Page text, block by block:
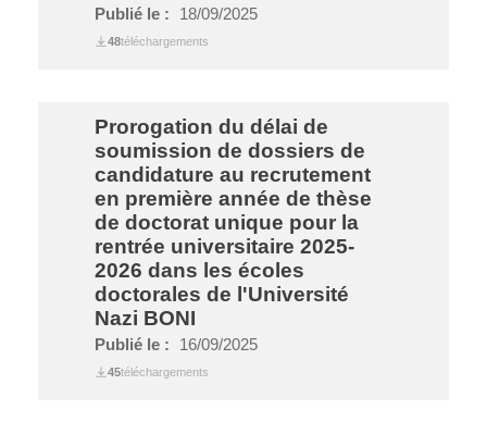
Publié le : 18/09/2025
48téléchargements
Prorogation du délai de
soumission de dossiers de
candidature au recrutement
en première année de thèse
de doctorat unique pour la
rentrée universitaire 2025-
2026 dans les écoles
doctorales de l'Université
Nazi BONI
Publié le : 16/09/2025
45téléchargements